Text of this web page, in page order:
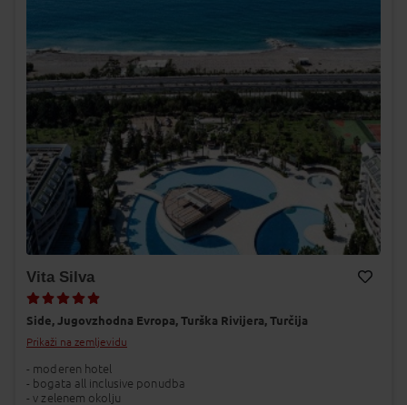
Vita Silva
Side,
Jugovzhodna Evropa, Turška Rivijera, Turčija
Prikaži na zemljevidu
- moderen hotel
- bogata all inclusive ponudba
- v zelenem okolju